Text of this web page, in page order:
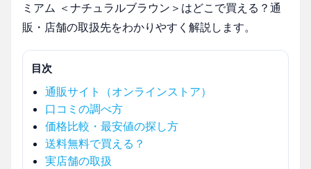
ミアム ＜ナチュラルブラウン＞はどこで買える？通
販・店舗の取扱先をわかりやすく解説します。
目次
通販サイト（オンラインストア）
口コミの調べ方
価格比較・最安値の探し方
送料無料で買える？
実店舗の取扱